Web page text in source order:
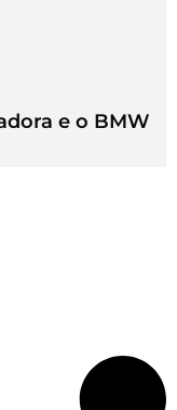
e o BMW